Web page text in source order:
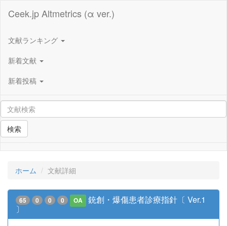
Ceek.jp Altmetrics (α ver.)
文献ランキング
新着文献
新着投稿
検索
ホーム 文献詳細
65 0 0 0 OA
銃創・爆傷患者診療指針〔 Ver.1
〕